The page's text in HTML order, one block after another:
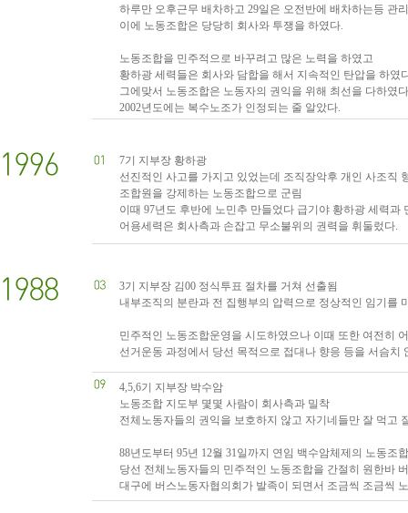
하루만 오후근무 배차하고 29일은 오전반에 배차하는등 관
이에 노동조합은 당당히 회사와 투쟁을 하였다.
노동조합을 민주적으로 바꾸려고 많은 노력을 하였고
황하광 세력들은 회사와 담합을 해서 지속적인 탄압을 하였
그에맞서 노동조합은 노동자의 권익을 위해 최선을 다하였
2002년도에는 복수노조가 인정되는 줄 알았다.
7기 지부장 황하광
선진적인 사고를 가지고 있었는데 조직장악후 개인 사조직
조합원을 강제하는 노동조합으로 군림
이때 97년도 후반에 노민추 만들었다 급기야 황하광 세력과
어용세력은 회사측과 손잡고 무소불위의 권력을 휘둘렀다.
3기 지부장 김00 정식투표 절차를 거쳐 선출됨
내부조직의 분란과 전 집행부의 압력으로 정상적인 임기를
민주적인 노동조합운영을 시도하였으나 이때 또한 여전히
선거운동 과정에서 당선 목적으로 접대나 향응 등을 서슴치
4,5,6기 지부장 박수암
노동조합 지도부 몇몇 사람이 회사측과 밀착
전체노동자들의 권익을 보호하지 않고 자기네들만 잘 먹고
88년도부터 95년 12월 31일까지 연임 백수암체제의 노동조
당선 전체노동자들의 민주적인 노동조합을 간절히 원한바
대구에 버스노동자협의회가 발족이 되면서 조금씩 조금씩